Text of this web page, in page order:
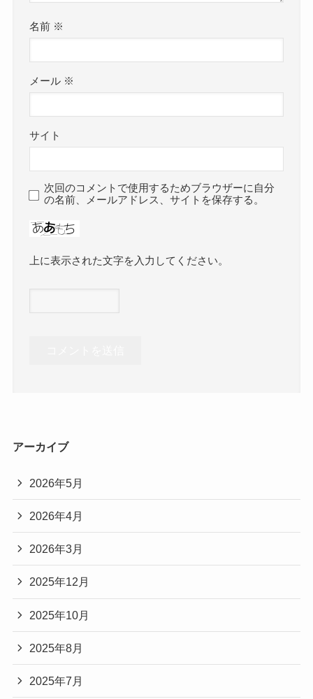
名前 ※
メール ※
サイト
次回のコメントで使用するためブラウザーに自分
の名前、メールアドレス、サイトを保存する。
上に表示された文字を入力してください。
アーカイブ
2026年5月
2026年4月
2026年3月
2025年12月
2025年10月
2025年8月
2025年7月